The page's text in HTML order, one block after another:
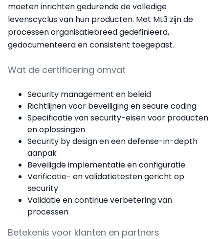
moeten inrichten gedurende de volledige
levenscyclus van hun producten. Met ML3 zijn de
processen organisatiebreed gedefinieerd,
gedocumenteerd en consistent toegepast.
Wat de certificering omvat
Security management en beleid
Richtlijnen voor beveiliging en secure coding
Specificatie van security-eisen voor producten
en oplossingen
Security by design en een defense-in-depth
aanpak
Beveiligde implementatie en configuratie
Verificatie- en validatietesten gericht op
security
Validatie en continue verbetering van
processen
Betekenis voor klanten en partners